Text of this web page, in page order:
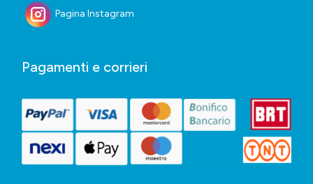
Pagina Instagram
Pagamenti e corrieri